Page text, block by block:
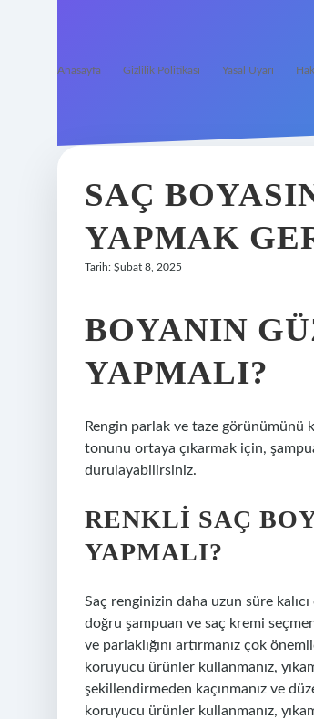
Anasayfa Gizlilik Politikası Yasal Uyarı
SAÇ
YAPMAK
Tarih: Şubat 8, 2025
BOYANIN
YAPMALI?
Rengin parlak ve taze görünümünü
tonunu ortaya çıkarmak için,
durulayabilirsiniz.
RENKLI SAÇ
YAPMALI?
Saç renginizin daha uzun süre kalıcı
doğru şampuan ve saç kremi
ve parlaklığını artırmanız çok
koruyucu ürünler kullanmanız,
şekillendirmeden kaçınmanız ve
koruyucu ürünler kullanmanız,